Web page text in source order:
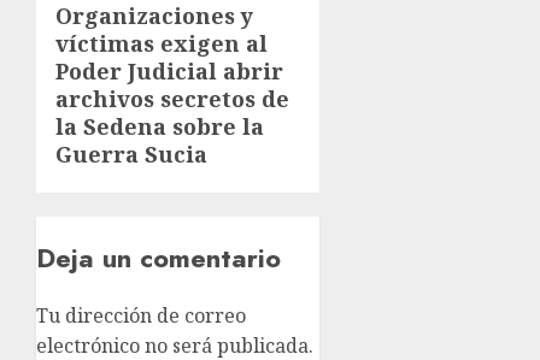
Organizaciones y
víctimas exigen al
Poder Judicial abrir
archivos secretos de
la Sedena sobre la
Guerra Sucia
Deja un comentario
Tu dirección de correo
electrónico no será publicada.